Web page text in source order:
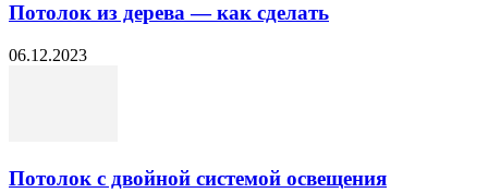
Потолок из дерева — как сделать
06.12.2023
Потолок с двойной системой освещения